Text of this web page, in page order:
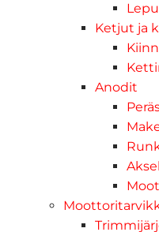
Ketjut ja
Anodit